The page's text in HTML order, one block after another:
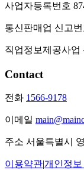
사업자등록번호
통신판매업 신고
직업정보제공사업
Contact
전화 1566-9178
이메일
주소 서울특별시
이용약관|개인정보